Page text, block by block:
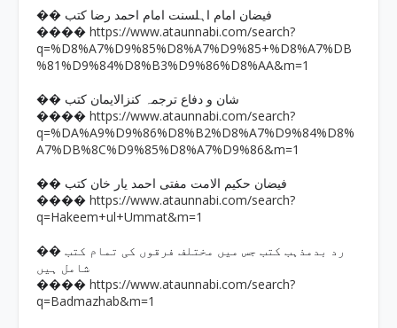
�� فیضان امام اہلسنت امام احمد رضا کتب
���� https://www.ataunnabi.com/search?
q=%D8%A7%D9%85%D8%A7%D9%85+%D8%A7%DB
%81%D9%84%D8%B3%D9%86%D8%AA&m=1
�� شان و دفاع ترجمہ کنزالایمان کتب
���� https://www.ataunnabi.com/search?
q=%DA%A9%D9%86%D8%B2%D8%A7%D9%84%D8%
A7%DB%8C%D9%85%D8%A7%D9%86&m=1
�� فیضان حکیم الامت مفتی احمد یار خان کتب
���� https://www.ataunnabi.com/search?
q=Hakeem+ul+Ummat&m=1
�� رد بدمذہب کتب جس میں مختلف فرقوں کی تمام کتب
شامل ہیں
���� https://www.ataunnabi.com/search?
q=Badmazhab&m=1